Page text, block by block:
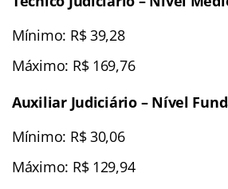
Mínimo: R$ 39,28
Máximo: R$ 169,76
Auxiliar Judiciário – Nível
Mínimo: R$ 30,06
Máximo: R$ 129,94